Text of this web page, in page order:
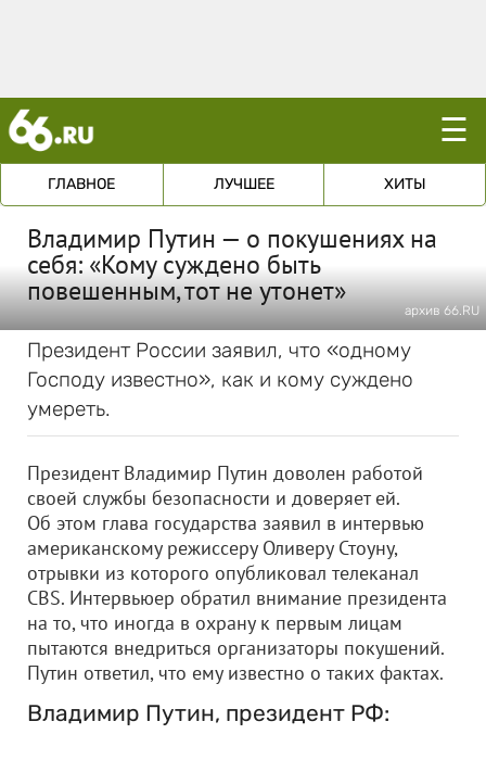
☰
ГЛАВНОЕ ЛУЧШЕЕ ХИТЫ
Владимир Путин — о покушениях на
себя: «Кому суждено быть
повешенным, тот не утонет»
архив 66.RU
Президент России заявил, что «одному
Господу известно», как и кому суждено
умереть.
Президент Владимир Путин доволен работой
своей службы безопасности и доверяет ей.
Об этом глава государства заявил в интервью
американскому режиссеру Оливеру Стоуну,
отрывки из которого опубликовал телеканал
CBS. Интервьюер обратил внимание президента
на то, что иногда в охрану к первым лицам
пытаются внедриться организаторы покушений.
Путин ответил, что ему известно о таких фактах.
Владимир Путин, президент РФ: